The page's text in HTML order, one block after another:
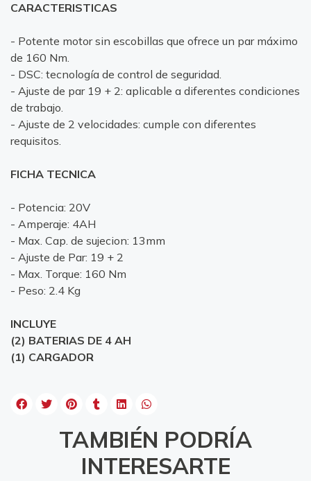
CARACTERISTICAS
- Potente motor sin escobillas que ofrece un par máximo
de 160 Nm.
- DSC: tecnología de control de seguridad.
- Ajuste de par 19 + 2: aplicable a diferentes condiciones
de trabajo.
- Ajuste de 2 velocidades: cumple con diferentes
requisitos.
FICHA TECNICA
- Potencia: 20V
- Amperaje: 4AH
- Max. Cap. de sujecion: 13mm
- Ajuste de Par: 19 + 2
- Max. Torque: 160 Nm
- Peso: 2.4 Kg
INCLUYE
(2) BATERIAS DE 4 AH
(1) CARGADOR
TAMBIÉN PODRÍA
INTERESARTE